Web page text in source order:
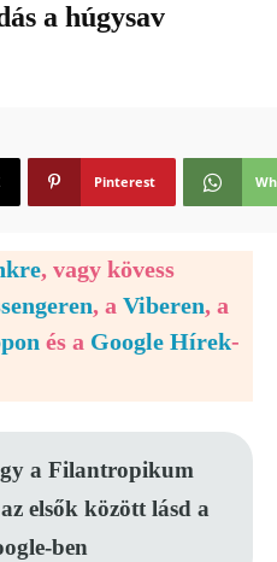
a húgysav
Pinterest
, vagy kövess
, a Viberen, a
és a Google Hírek-
a Filantropikum
elsők között lásd a
ben